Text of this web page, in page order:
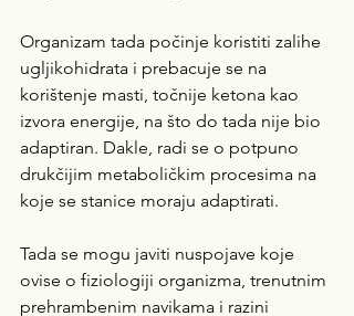
Organizam tada počinje koristiti zalihe
ugljikohidrata i prebacuje se na
korištenje masti, točnije ketona kao
izvora energije, na što do tada nije bio
adaptiran. Dakle, radi se o potpuno
drukčijim metaboličkim procesima na
koje se stanice moraju adaptirati.
Tada se mogu javiti nuspojave koje
ovise o fiziologiji organizma, trenutnim
prehrambenim navikama i razini